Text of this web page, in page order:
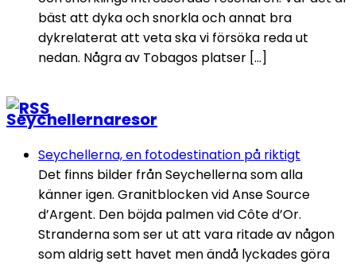
bäst att dyka och snorkla och annat bra
dykrelaterat att veta ska vi försöka reda ut
nedan. Några av Tobagos platser […]
Seychellernaresor
Seychellerna, en fotodestination på riktigt
Det finns bilder från Seychellerna som alla
känner igen. Granitblocken vid Anse Source
d’Argent. Den böjda palmen vid Côte d’Or.
Stranderna som ser ut att vara ritade av någon
som aldrig sett havet men ändå lyckades göra